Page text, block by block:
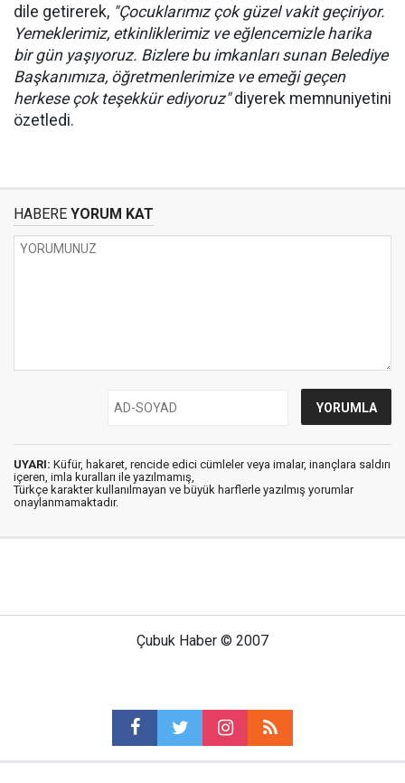
dile getirerek, "Çocuklarımız çok güzel vakit geçiriyor.
Yemeklerimiz, etkinliklerimiz ve eğlencemizle harika
bir gün yaşıyoruz. Bizlere bu imkanları sunan Belediye
Başkanımıza, öğretmenlerimize ve emeği geçen
herkese çok teşekkür ediyoruz"diyerek memnuniyetini
özetledi.
HABERE YORUM KAT
UYARI: Küfür, hakaret, rencide edici cümleler veya imalar, inançlara saldırı
içeren, imla kuralları ile yazılmamış,
Türkçe karakter kullanılmayan ve büyük harflerle yazılmış yorumlar
onaylanmamaktadır.
Çubuk Haber © 2007